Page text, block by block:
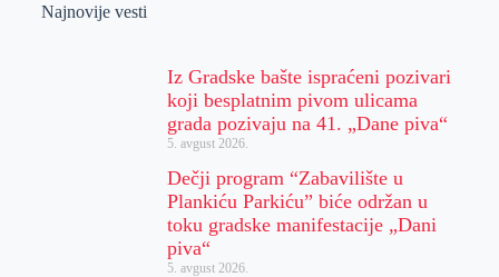
Najnovije vesti
Iz Gradske bašte ispraćeni pozivari
koji besplatnim pivom ulicama
grada pozivaju na 41. „Dane piva“
5. avgust 2026.
Dečji program “Zabavilište u
Plankiću Parkiću” biće održan u
toku gradske manifestacije „Dani
piva“
5. avgust 2026.